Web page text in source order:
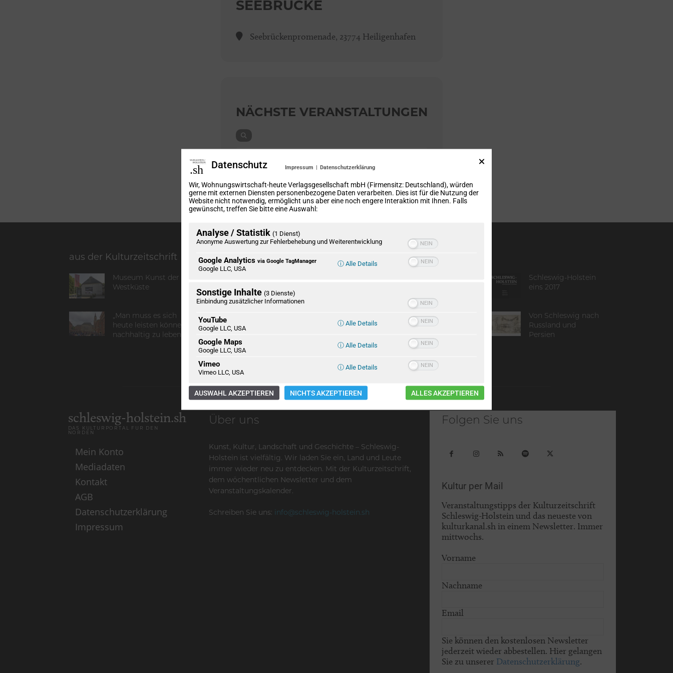
SEEBRÜCKE
Seebrückenpromenade, 23774 Heiligenhafen
NÄCHSTE VERANSTALTUNGEN
aus der Kulturzeitschrift
Museum Kunst der
Westküste
St. Nikolai in Kiel
Schleswig-Holstein
eins 2017
„Man muss es sich
heute leisten können,
nachhaltig zu leben“
Christian Peter
Hansen: Der
Mythos Sylt
Von Schleswig nach
Russland und
Persien
schleswig-holstein.sh
DAS KULTURPORTAL FÜR DEN
NORDEN
Mein Konto
Mediadaten
Kontakt
AGB
Datenschutzerklärung
Impressum
Über uns
Kunst, Kultur, Landschaft und Geschichte – Schleswig-
Holstein ist vielfältig. Wir laden Sie ein, Land und Leute
immer wieder neu zu entdecken. Mit der Kulturzeitschrift,
dem wöchentlichen Newsletter und dem
Veranstaltungskalender.
Schreiben Sie uns: info@schleswig-holstein.sh
Folgen Sie uns
Kultur per Mail
Veranstaltungstipps der Kulturzeitschrift
Schleswig-Holstein und das neueste von
kulturkanal.sh in einem Newsletter. Immer
mittwochs.
Vorname
Nachname
Email
Sie können den kostenlosen Newsletter
jederzeit wieder abbestellen. Hier gelangen
Sie zu unserer Datenschutzerklärung.
Datenschutz Impressum | Datenschutzerklärung
Wir, Wohnungswirtschaft-heute Verlagsgesellschaft mbH (Firmensitz: Deutschland), würden
gerne mit externen Diensten personenbezogene Daten verarbeiten. Dies ist für die Nutzung der
Website nicht notwendig, ermöglicht uns aber eine noch engere Interaktion mit Ihnen. Falls
gewünscht, treffen Sie bitte eine Auswahl:
Analyse / Statistik (1 Dienst)
Anonyme Auswertung zur Fehlerbehebung und Weiterentwicklung
Google Analytics via Google TagManager
Google LLC, USA
ⓘ Alle Details
Sonstige Inhalte (3 Dienste)
Einbindung zusätzlicher Informationen
YouTube
Google LLC, USA
ⓘ Alle Details
Google Maps
Google LLC, USA
ⓘ Alle Details
Vimeo
Vimeo LLC, USA
ⓘ Alle Details
AUSWAHL AKZEPTIEREN NICHTS AKZEPTIEREN ALLES AKZEPTIEREN